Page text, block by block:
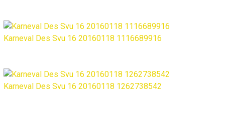
Karneval Des Svu 16 20160118 1116689916
Karneval Des Svu 16 20160118 1262738542